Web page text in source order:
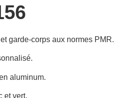
garde-corps aux normes PMR.
aluminum.
et vert.